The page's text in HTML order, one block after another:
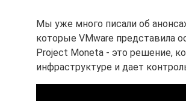
Мы уже много писали об
которые VMware представила
Project Moneta - это решение,
инфраструктуре и дает